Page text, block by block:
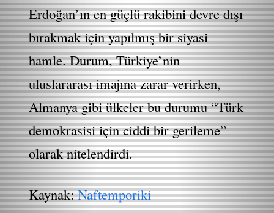
Erdoğan’ın en güçlü rakibini devre dışı
bırakmak için yapılmış bir siyasi
hamle. Durum, Türkiye’nin
uluslararası imajına zarar verirken,
Almanya gibi ülkeler bu durumu “Türk
demokrasisi için ciddi bir gerileme”
olarak nitelendirdi.
Kaynak:Naftemporiki